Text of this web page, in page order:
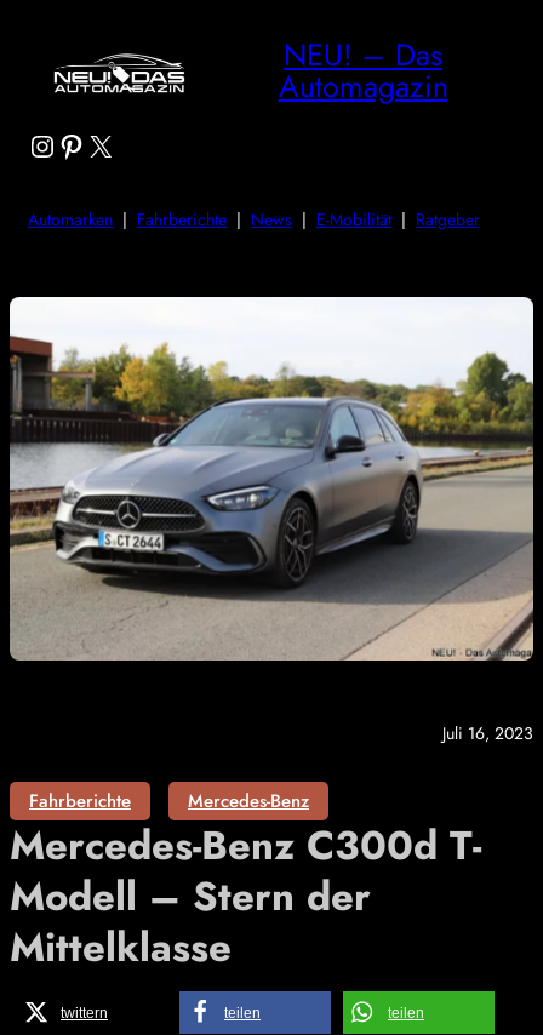
NEU! – Das
Automagazin
Instagram
Pinterest
X
Automarken | Fahrberichte | News | E-Mobilität| Ratgeber
Juli 16, 2023
Fahrberichte Mercedes-Benz
Mercedes-Benz C300d T-
Modell – Stern der
Mittelklasse
twittern teilen teilen